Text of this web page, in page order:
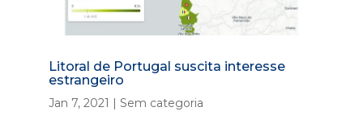
Litoral de Portugal suscita interesse
estrangeiro
Jan 7, 2021 | Sem categoria